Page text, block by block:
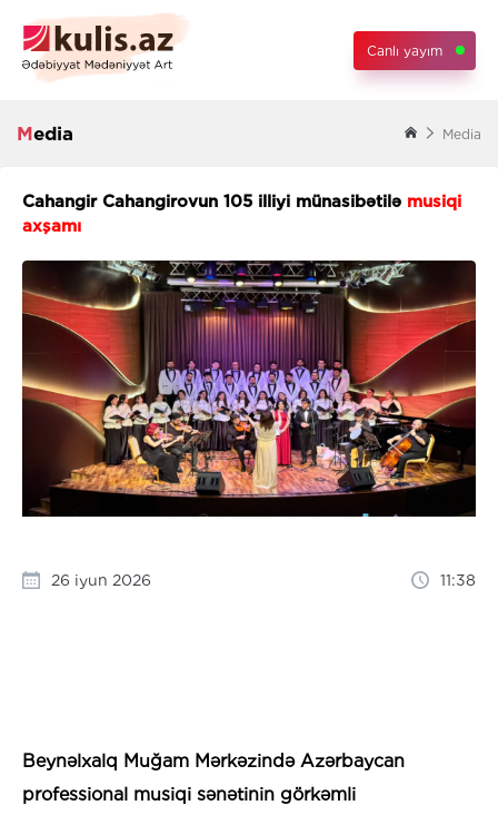
Canlı yayım
Media Media
Cahangir Cahangirovun 105 illiyi münasibətilə musiqi
axşamı
26 iyun 2026 11:38
Beynəlxalq Muğam Mərkəzində Azərbaycan
professional musiqi sənətinin görkəmli